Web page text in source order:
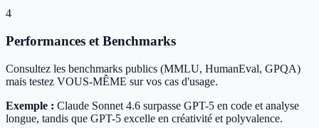
4
Performances et Benchmarks
Consultez les benchmarks publics (MMLU, HumanEval, GPQA)
mais testez VOUS-MÊME sur vos cas d'usage.
Exemple : Claude Sonnet 4.6 surpasse GPT-5 en code et analyse
longue, tandis que GPT-5 excelle en créativité et polyvalence.